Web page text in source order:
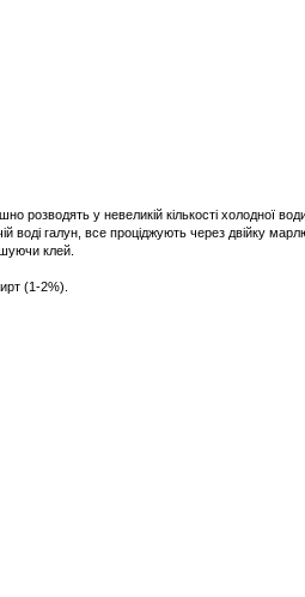
у невеликій кількості холодної
воді галун, все проціджують через двійку
клей.
(1-2%).